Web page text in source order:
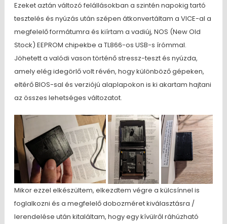
Ezeket aztán változó felállásokban a szintén napokig tartó
tesztelés és nyúzás után szépen átkonvertáltam a VICE-al a
megfelelő formátumra és kiírtam a vadiúj, NOS (New Old
Stock) EEPROM chipekbe a TL866-os USB-s írómmal.
Jöhetett a valódi vason történő stressz-teszt és nyúzda,
amely elég idegörlő volt révén, hogy különböző gépeken,
eltérő BIOS-sal és verziójú alaplapokon is ki akartam hajtani
az összes lehetséges változatot.
Mikor ezzel elkészültem, elkezdtem végre a külcsínnel is
foglalkozni és a megfelelő dobozméret kiválasztásra /
lerendelése után kitaláltam, hogy egy kívülről ráhúzható